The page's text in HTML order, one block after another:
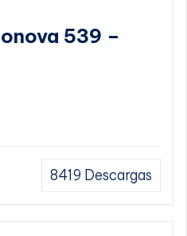
539 –
8419 Descargas